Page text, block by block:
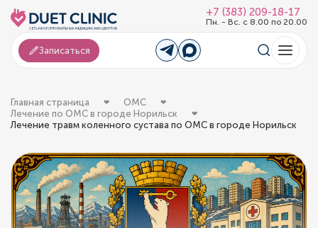
+7 (383) 209-18-17
Пн. - Вс. с 8.00 по 20.00
Записаться
Главная страница
ОМС
Лечение по ОМС в городе Норильск
Лечение травм коленного сустава по ОМС в городе Норильск